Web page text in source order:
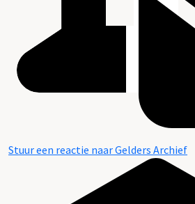
Stuur een reactie naar Gelders Archief